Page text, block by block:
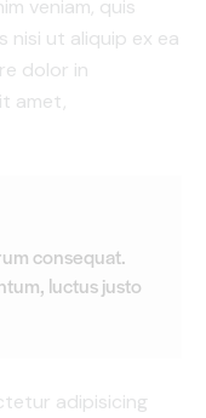
veniam, quis
ut aliquip ex ea
dolor in
amet,
consequat.
luctus justo
adipisicing